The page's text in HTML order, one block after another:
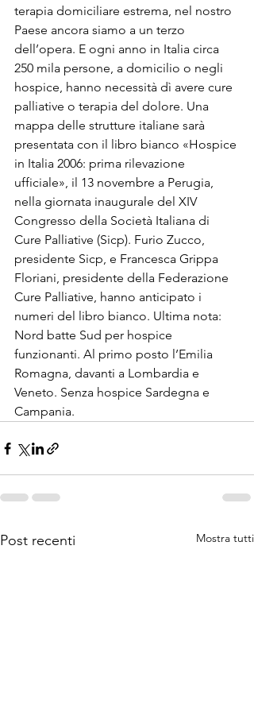
terapia domiciliare estrema, nel nostro
Paese ancora siamo a un terzo
dell’opera. E ogni anno in Italia circa
250 mila persone, a domicilio o negli
hospice, hanno necessità dì avere cure
palliative o terapia del dolore. Una
mappa delle strutture italiane sarà
presentata con il libro bianco «Hospice
in Italia 2006: prima rilevazione
ufficiale», il 13 novembre a Perugia,
nella giornata inaugurale del XIV
Congresso della Società Italiana di
Cure Palliative (Sicp). Furio Zucco,
presidente Sicp, e Francesca Grippa
Floriani, presidente della Federazione
Cure Palliative, hanno anticipato i
numeri del libro bianco. Ultima nota:
Nord batte Sud per hospice
funzionanti. Al primo posto l’Emilia
Romagna, davanti a Lombardia e
Veneto. Senza hospice Sardegna e
Campania.
Post recenti Mostra tutti